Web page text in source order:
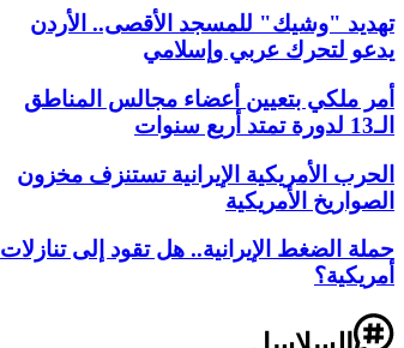
تهديد "وشيك" للمسجد الأقصى.. الأردن
يدعو لتحرك عربي وإسلامي
أمر ملكي بتعيين أعضاء مجالس المناطق
الـ13 لدورة تمتد أربع سنوات
الحرب الأمريكية الإيرانية تستنزف مخزون
الصواريخ الأمريكية
حملة الضغط الإيرانية.. هل تقود إلى تنازلات
أمريكية؟